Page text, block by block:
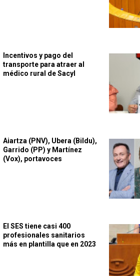
Incentivos y pago del
transporte para atraer al
médico rural de Sacyl
Aiartza (PNV), Ubera (Bildu),
Garrido (PP) y Martínez
(Vox), portavoces
El SES tiene casi 400
profesionales sanitarios
más en plantilla que en 2023